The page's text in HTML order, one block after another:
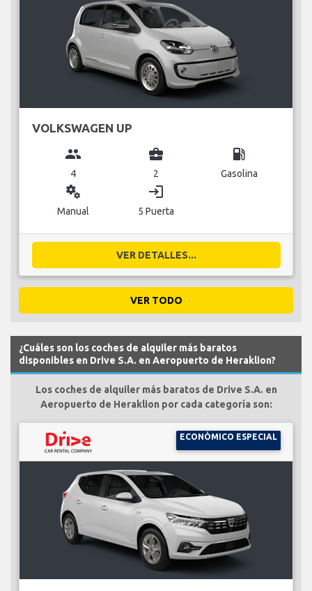
VOLKSWAGEN UP
group
4
business_center
2
local_gas_station
Gasolina
miscellaneous_services
Manual
login
5 Puerta
VER DETALLES...
VER TODO
¿Cuáles son los coches de alquiler más baratos
disponibles en Drive S.A. en Aeropuerto de Heraklion?
Los coches de alquiler más baratos de Drive S.A. en
Aeropuerto de Heraklion por cada categoría son:
ECONÓMICO ESPECIAL